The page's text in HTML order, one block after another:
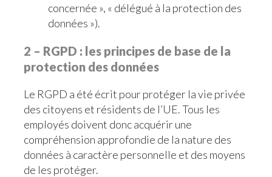
concernée », « délégué à la protection des
données »).
2 – RGPD : les principes de base de la
protection des données
Le RGPD a été écrit pour protéger la vie privée
des citoyens et résidents de l’UE. Tous les
employés doivent donc acquérir une
compréhension approfondie de la nature des
données à caractère personnelle et des moyens
de les protéger.